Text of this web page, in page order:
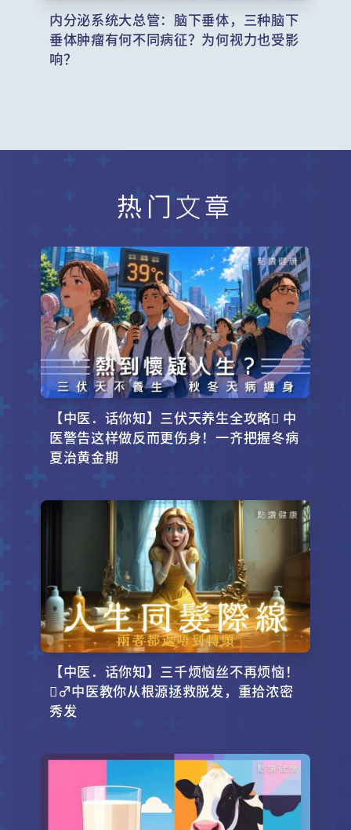
内分泌系统大总管：脑下垂体，三种脑下
垂体肿瘤有何不同病征？为何视力也受影
响？
热门文章
【中医．话你知】三伏天养生全攻略 中
医警告这样做反而更伤身！一齐把握冬病
夏治黄金期
【中医．话你知】三千烦恼丝不再烦恼！
‍♂️中医教你从根源拯救脱发，重拾浓密
秀发